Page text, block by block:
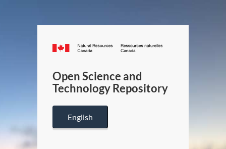
Canada.ca
/
Canada
Open Science and
Technology Repository
English